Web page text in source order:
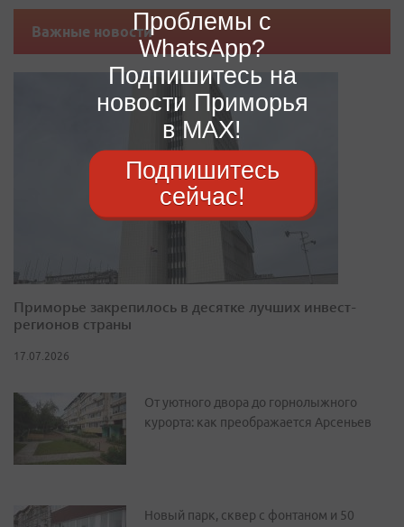
Важные новости
Приморье закрепилось в десятке лучших инвест-
регионов страны
17.07.2026
От уютного двора до горнолыжного
курорта: как преображается Арсеньев
Новый парк, сквер с фонтаном и 50
Проблемы с
WhatsApp?
Подпишитесь на
новости Приморья
в MAX!
Подпишитесь
сейчас!